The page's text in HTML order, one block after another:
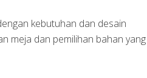
kebutuhan dan desain
meja dan pemilihan bahan yang